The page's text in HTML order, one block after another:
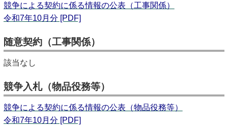
貨幣を知る
造幣局を楽しむ
造幣局製品を買う
キッズページ
公式SNS
競争による契約に係る情報の公表（工事関係）
令和7年10月分 [PDF]
随意契約（工事関係）
該当なし
競争入札（物品役務等）
競争による契約に係る情報の公表（物品役務等）
令和7年10月分 [PDF]